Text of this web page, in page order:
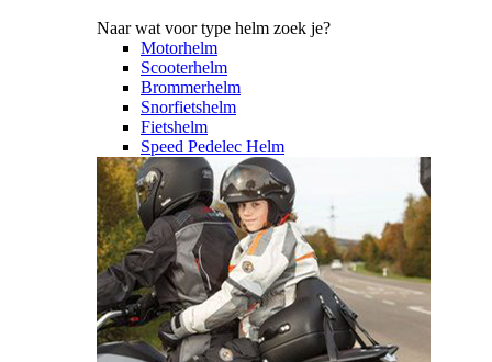
Naar wat voor type helm zoek je?
Motorhelm
Scooterhelm
Brommerhelm
Snorfietshelm
Fietshelm
Speed Pedelec Helm